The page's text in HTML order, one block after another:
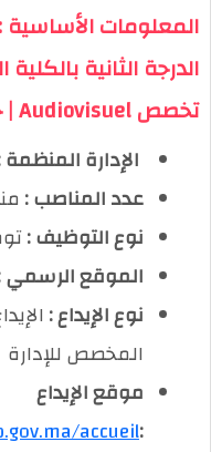
المعلومات
الدرجة الثانية
تخصص Audiovisuel | جامعة ابن زهر - أكادير
️ الإدارة المنظمة :
عدد المناصب :
نوع التوظيف :
الموقع الرسمي :
نوع الإيداع :
المخصص للإدارة
موقع الإيداع
accueil